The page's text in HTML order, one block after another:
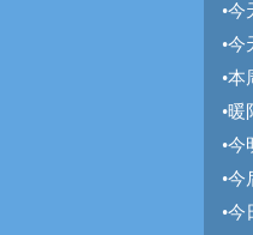
•今
•今
•本
•暖
•今
•今
•今